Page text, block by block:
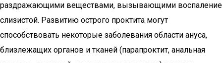
раздражающими веществами, вызывающими воспаление
слизистой. Развитию острого проктита могут
способствовать некоторые заболевания области ануса,
близлежащих органов и тканей (парапроктит, анальная